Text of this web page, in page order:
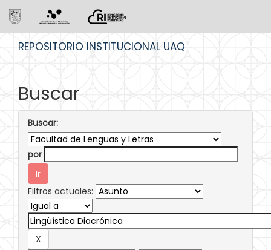
REPOSITORIO INSTITUCIONAL UAQ
Buscar
Buscar:
por
Filtros actuales: